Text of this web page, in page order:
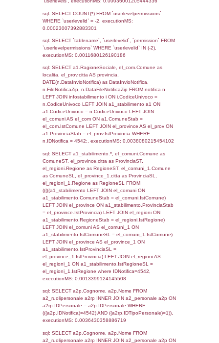
SEZIONE H (pubblico) - DESCRIZIONE
STABILIMENTO E RIEPILOGO SOSTANZE
DI CUI ALL'ALLEGATO 1 DEL DECRETO
DELLA DIRETTIVA 2012/18/UE
SEZIONE L (pubblico) - INFORMAZIONI
INCIDENTALI CON IMPATTO
STABILIMENTO
Indietro
Debug
sql: SELECT COUNT(*) FROM `userlevels`
`userlevelid` = -2, executionMS:
sql: SELECT `userlevelid`, `userlevelname`
sql: SELECT COUNT(*) FROM
WHERE `userlevelid` = -2, executionMS: